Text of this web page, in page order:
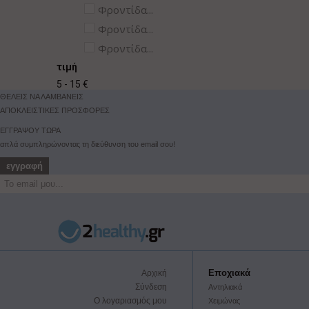
Φροντίδα...
Φροντίδα...
Φροντίδα...
τιμή
5 - 15 €
ΘΕΛΕΙΣ ΝΑ ΛΑΜΒΑΝΕΙΣ
ΑΠΟΚΛΕΙΣΤΙΚΕΣ ΠΡΟΣΦΟΡΕΣ
ΕΓΓΡΑΨΟΥ ΤΩΡΑ
απλά συμπληρώνοντας τη διεύθυνση του email σου!
εγγραφή
Αρχική
Σύνδεση
Ο λογαριασμός μου
Εποχιακά
Αντηλιακά
Χειμώνας